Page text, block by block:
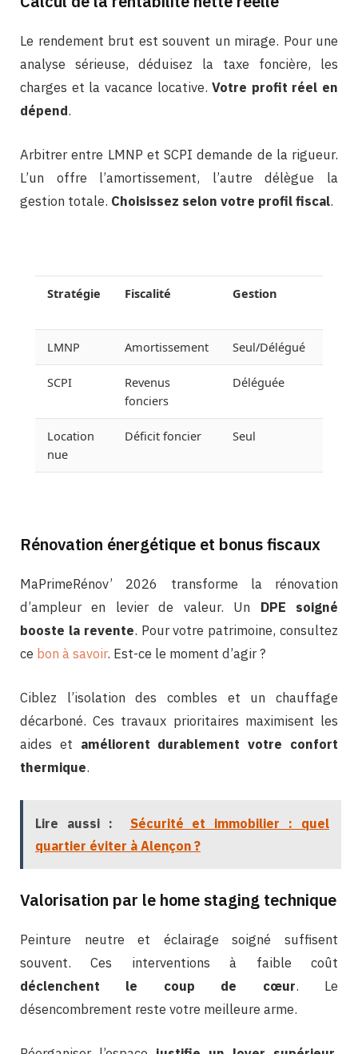
Le rendement brut est souvent un mirage. Pour une
analyse sérieuse, déduisez la taxe foncière, les
charges et la vacance locative.Votre profit réel en
dépend.
Arbitrer entre LMNP et SCPI demande de la rigueur.
L’un offre l’amortissement, l’autre délègue la
gestion totale. Choisissez selon votre profil fiscal.
Stratégie Fiscalité Gestion
LMNP Amortissement Seul/Délégué
SCPI
Revenus
fonciers
Déléguée
Location
nue
Déficit foncier Seul
Rénovation énergétique et bonus fiscaux
MaPrimeRénov’ 2026 transforme la rénovation
d’ampleur en levier de valeur. Un DPE soigné
booste la revente. Pour votre patrimoine, consultez
ce bon à savoir. Est-ce le moment d’agir ?
Ciblez l’isolation des combles et un chauffage
décarboné. Ces travaux prioritaires maximisent les
aides et améliorent durablement votre confort
thermique.
Lire aussi :
Sécurité et immobilier : quel
quartier éviter à Alençon ?
Valorisation par le home staging technique
Peinture neutre et éclairage soigné suffisent
souvent. Ces interventions à faible coût
déclenchent le coup de cœur. Le
désencombrement reste votre meilleure arme.